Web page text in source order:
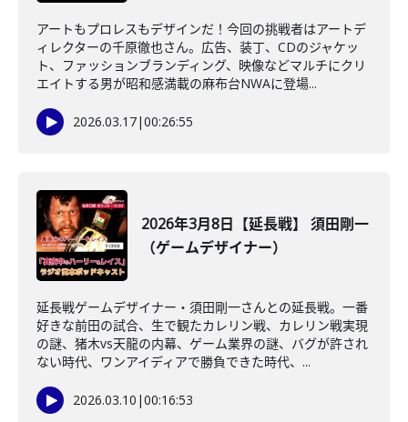
アートもプロレスもデザインだ！今回の挑戦者はアートデ
ィレクターの千原徹也さん。広告、装丁、CDのジャケッ
ト、ファッションブランディング、映像などマルチにクリ
エイトする男が昭和感満載の麻布台NWAに登場...
2026.03.17|00:26:55
2026年3月8日【延長戦】 須田剛一
（ゲームデザイナー）
延長戦ゲームデザイナー・須田剛一さんとの延長戦。一番
好きな前田の試合、生で観たカレリン戦、カレリン戦実現
の謎、猪木vs天龍の内幕、ゲーム業界の謎、バグが許され
ない時代、ワンアイディアで勝負できた時代、...
2026.03.10 |00:16:53